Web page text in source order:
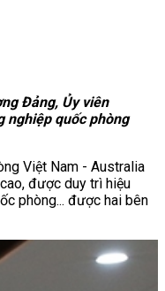
Đảng, Ủy viên
nghiệp quốc phòng
Việt Nam - Australia
được duy trì hiệu
phòng... được hai bên